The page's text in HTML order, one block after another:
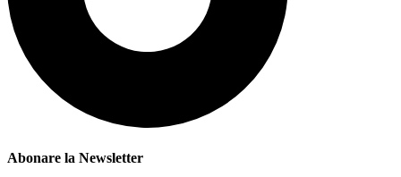
Abonare la Newsletter